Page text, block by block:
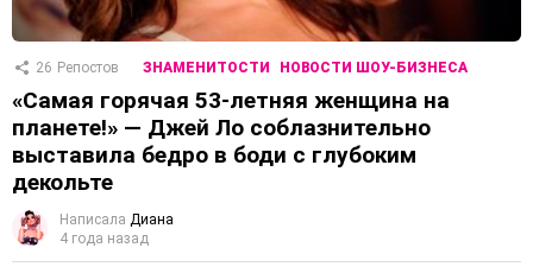
26 Репостов ЗНАМЕНИТОСТИ НОВОСТИ ШОУ-БИЗНЕСА
«Самая горячая 53-летняя женщина на
планете!» — Джей Ло соблазнительно
выставила бедро в боди с глубоким
декольте
Написала Диана
4 года назад